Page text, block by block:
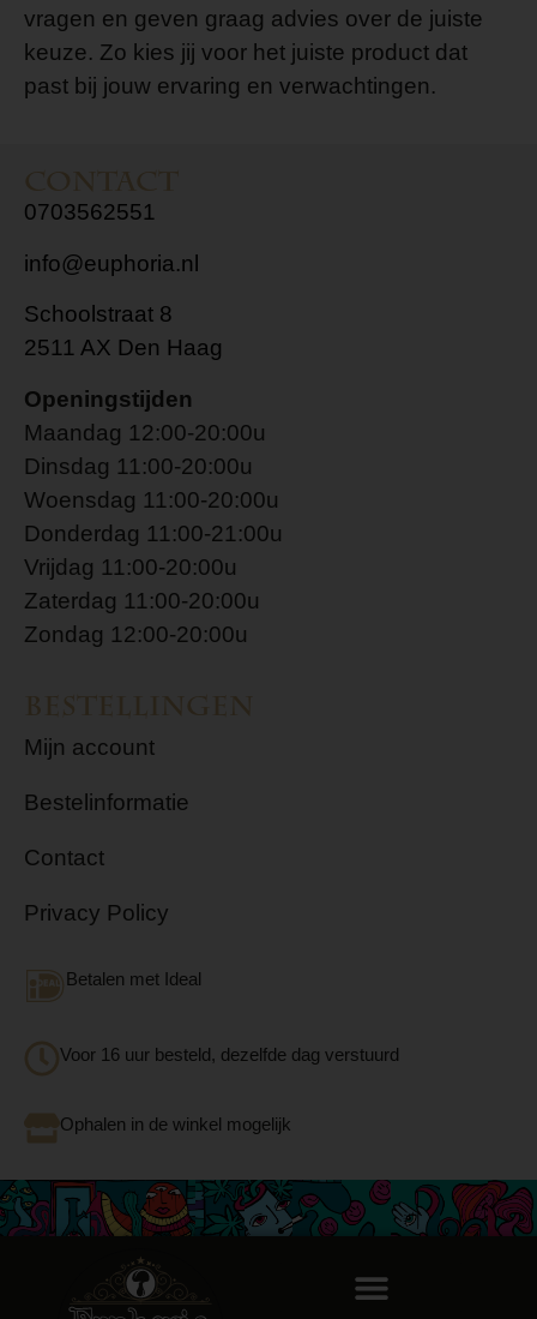
vragen en geven graag advies over de juiste
keuze. Zo kies jij voor het juiste product dat
past bij jouw ervaring en verwachtingen.
Contact
0703562551
info@euphoria.nl
Schoolstraat 8
2511 AX Den Haag
Openingstijden
Maandag 12:00-20:00u
Dinsdag 11:00-20:00u
Woensdag 11:00-20:00u
Donderdag 11:00-21:00u
Vrijdag 11:00-20:00u
Zaterdag 11:00-20:00u
Zondag 12:00-20:00u
Bestellingen
Mijn account
Bestelinformatie
Contact
Privacy Policy
Betalen met Ideal
Voor 16 uur besteld, dezelfde dag verstuurd
Ophalen in de winkel mogelijk